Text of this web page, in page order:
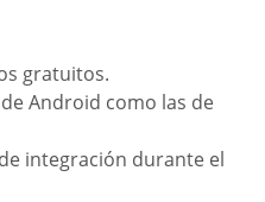
gratuitos.
Android como las de
integración durante el